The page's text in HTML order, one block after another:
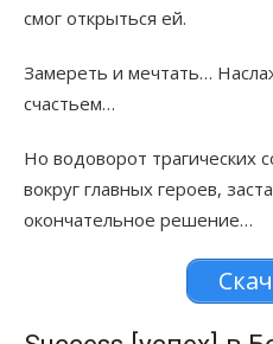
смог открыться ей.
Замереть и мечтать…
счастьем…
Но водоворот трагических
вокруг главных героев,
окончательное решение…